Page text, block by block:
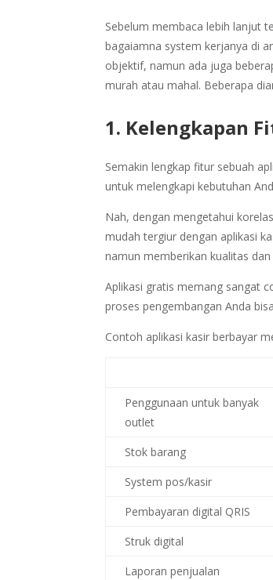
Sebelum membaca lebih lanjut
bagaiamna system kerjanya di
objektif, namun ada juga
murah atau mahal. Beberapa
1. Kelengkapan
Semakin lengkap fitur sebuah
untuk melengkapi kebutuhan
Nah, dengan mengetahui
mudah tergiur dengan aplikasi
namun memberikan kualitas
Aplikasi gratis memang sangat
proses pengembangan Anda
Contoh aplikasi kasir berbayar
Penggunaan untuk banyak
outlet
Stok barang
System pos/kasir
Pembayaran digital QRIS
Struk digital
Laporan penjualan